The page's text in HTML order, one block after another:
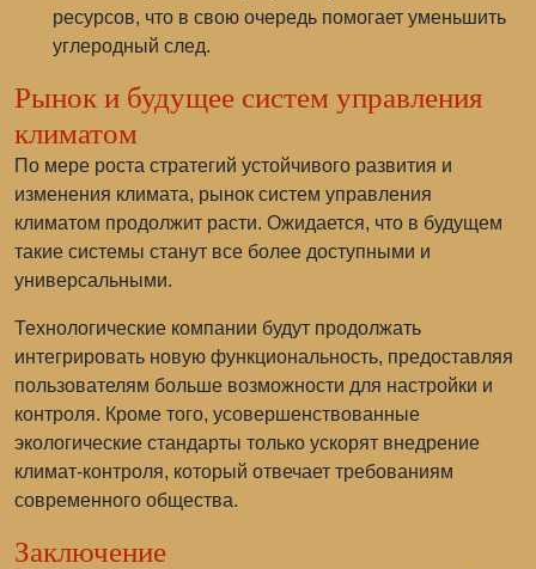
ресурсов, что в свою очередь помогает уменьшить
углеродный след.
Рынок и будущее систем управления
климатом
По мере роста стратегий устойчивого развития и
изменения климата, рынок систем управления
климатом продолжит расти. Ожидается, что в будущем
такие системы станут все более доступными и
универсальными.
Технологические компании будут продолжать
интегрировать новую функциональность, предоставляя
пользователям больше возможности для настройки и
контроля. Кроме того, усовершенствованные
экологические стандарты только ускорят внедрение
климат-контроля, который отвечает требованиям
современного общества.
Заключение